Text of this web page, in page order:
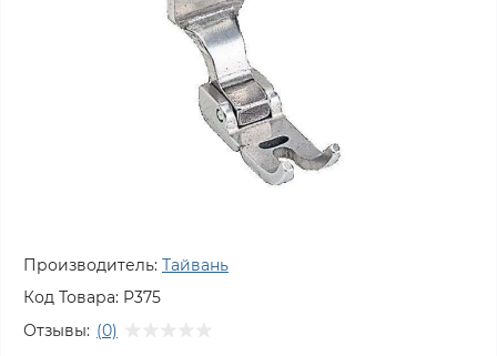
Производитель: Тайвань
Код Товара: P375
Отзывы: (0)